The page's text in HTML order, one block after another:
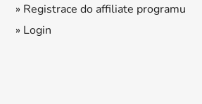
» Registrace do affiliate programu
» Login